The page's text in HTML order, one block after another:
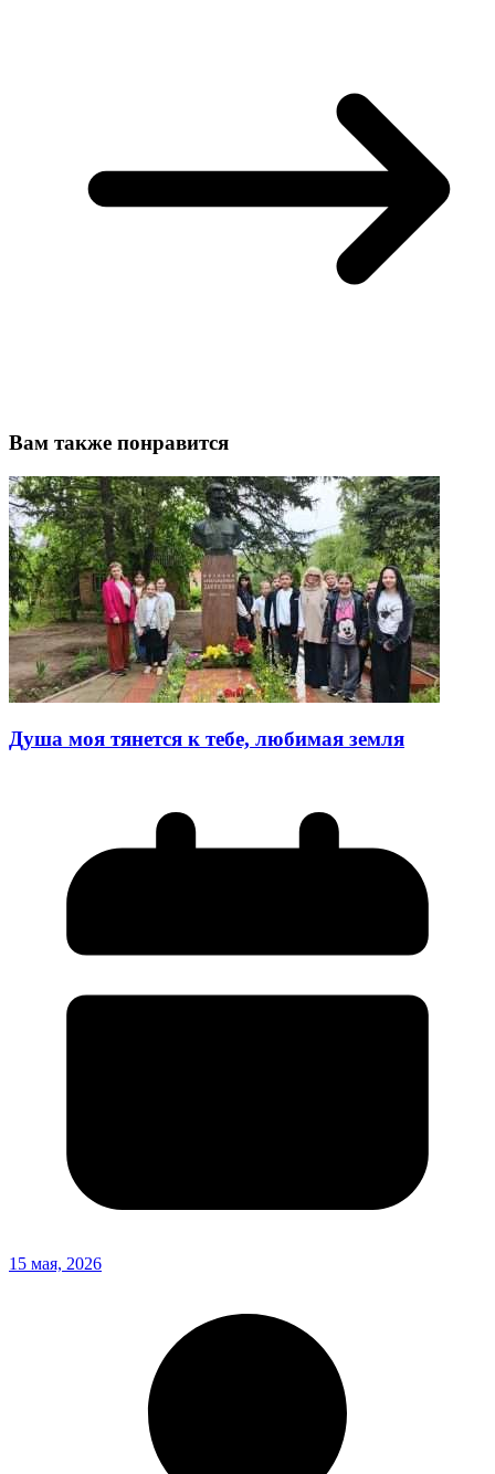
Вам также понравится
Душа моя тянется к тебе, любимая земля
15 мая, 2026